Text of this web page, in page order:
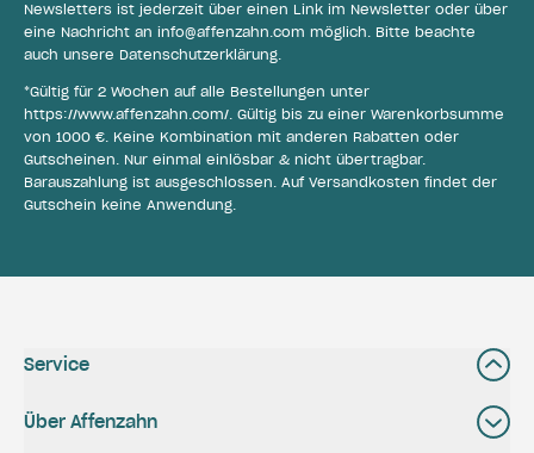
Newsletters ist jederzeit über einen Link im Newsletter oder über
eine Nachricht an info@affenzahn.com möglich. Bitte beachte
auch unsere Datenschutzerklärung.
*Gültig für 2 Wochen auf alle Bestellungen unter
https://www.affenzahn.com/. Gültig bis zu einer Warenkorbsumme
von 1000 €. Keine Kombination mit anderen Rabatten oder
Gutscheinen. Nur einmal einlösbar & nicht übertragbar.
Barauszahlung ist ausgeschlossen. Auf Versandkosten findet der
Gutschein keine Anwendung.
Service
Über Affenzahn